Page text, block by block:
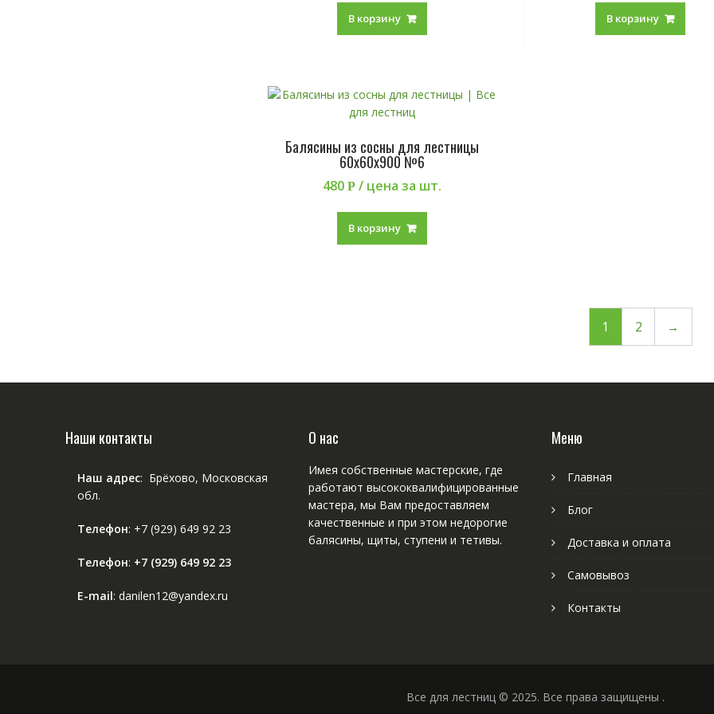
В корзину В корзину
Балясины из сосны для лестницы
60х60х900 №6
480Р / цена за шт.
В корзину
1 2 →
Наши контакты
Наш адрес: Брёхово, Московская
обл.
Телефон: +7 (929) 649 92 23
Телефон: +7 (929) 649 92 23
E-mail: danilen12@yandex.ru
О нас
Имея собственные мастерские, где
работают высококвалифицированные
мастера, мы Вам предоставляем
качественные и при этом недорогие
балясины, щиты, ступени и тетивы.
Меню
Главная
Блог
Доставка и оплата
Самовывоз
Контакты
Все для лестниц © 2025. Все права защищены .